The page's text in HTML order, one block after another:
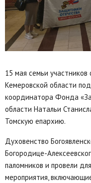
15 мая семьи
Кемеровской области
координатора Фонда
области Натальи
Томскую епархию.
Духовенство
Богородице-
паломников и провели
мероприятия,